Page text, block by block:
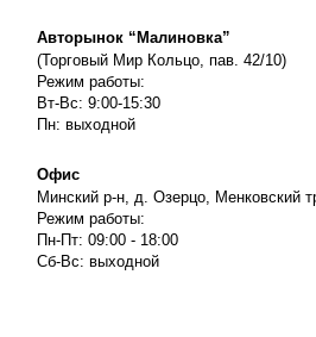
Авторынок “Малиновка”
(Торговый Мир Кольцо, пав. 42/10)
Режим работы:
Вт-Вс: 9:00-15:30
Пн: выходной
Офис
Минский р-н, д. Озерцо, Менковский
Режим работы:
Пн-Пт: 09:00 - 18:00
Сб-Вс: выходной